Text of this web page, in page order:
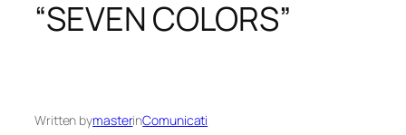
“SEVEN COLORS”
Written bymasterinComunicati